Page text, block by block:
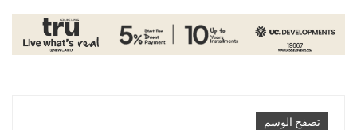
تصفح الوسم